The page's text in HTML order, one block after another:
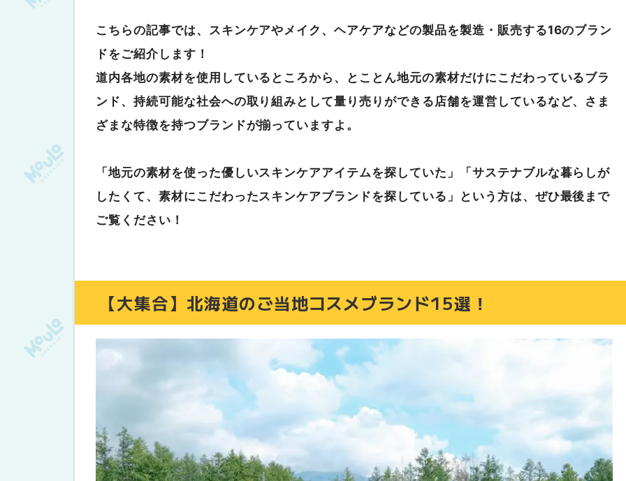
ナチュラルアイランド
北海道純馬油本舗
DA CAPO（ダカーポ）
ヴェルサイユファーム
唐松石鹸
【まとめ】北海道は肌に優しいコスメ素材の宝庫！
こちらの記事では、スキンケアやメイク、ヘアケアなどの製品を製造・販売する16のブラン
ドをご紹介します！
道内各地の素材を使用しているところから、とことん地元の素材だけにこだわっているブラ
ンド、持続可能な社会への取り組みとして量り売りができる店舗を運営しているなど、さま
ざまな特徴を持つブランドが揃っていますよ。
「地元の素材を使った優しいスキンケアアイテムを探していた」「サステナブルな暮らしが
したくて、素材にこだわったスキンケアブランドを探している」という方は、ぜひ最後まで
ご覧ください！
【大集合】北海道のご当地コスメブランド15選！